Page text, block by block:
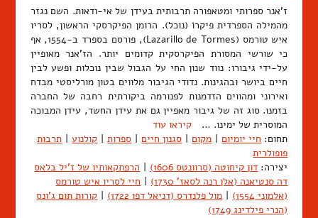
ז'אנר ספרותי ומטאפורה תרבותית בעידן של אי-ודאות. השם נגזר
מהמילה הספרדית פיקרוֹ (נוכל). הרומן הפיקרסקי הראשון, לסריו
איש טורמס (Lazarillo de Tormes), פורסם בספרד ב-1554, אף
כי שורשי המסורת הפיקרסקית קדומים יותר. הז'אנר מאופיין
על-ידי גיבורו: נווד שנון החי על הגבול שבין נוכלות ופשע לבין
חיים ביושר ובהגינות. נדודי הגיבור מלווים בטון מורליסטי מבדח
ואירוני ומהווים הזדמנות לפנורמה ביקורתית רחבה של החברה
בזמנו. סוג זה של גיבור מאפיין גם את עידן החשד, עידן המבוכה
המוסרית של ימינו. … קיראו עוד
תחום: חיי יומיום מקום סגנון חיים ספרות קולנוע
תרבות
פופולרית
יצירה: דון קיחוטה (סרוונטס 1606)
הרפתקאותיו של ז'יל בלאס
דה סנטיאנה (אלן רנה לסאז' 1730)
חיי לסריו איש טורמס
(אלמוני 1554)
מול פלנדרס (דניאל דפו 1722)
קורות תום ג'ונס
(הנרי פילדינג 1749)